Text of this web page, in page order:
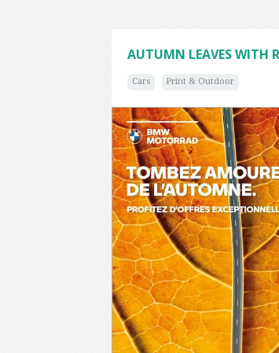
AUTUMN LEAVES WITH
Cars Print & Outdoor